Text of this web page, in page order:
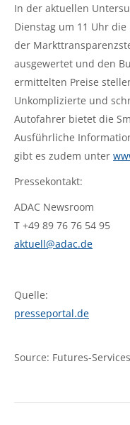
In der aktuellen
Dienstag um 11 Uhr
der
ausgewertet und den
ermittelten Preise
Unkomplizierte und
Autofahrer bietet die
Ausführliche
gibt es zudem unter
Pressekontakt:
ADAC Newsroom
T +49 89 76 76 54 95
aktuell@adac.de
Quelle:
presseportal.de
Source: Futures-Services